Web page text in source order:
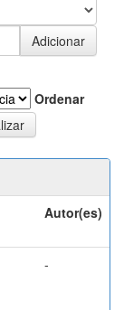
Ordenar
Autor(es)
-